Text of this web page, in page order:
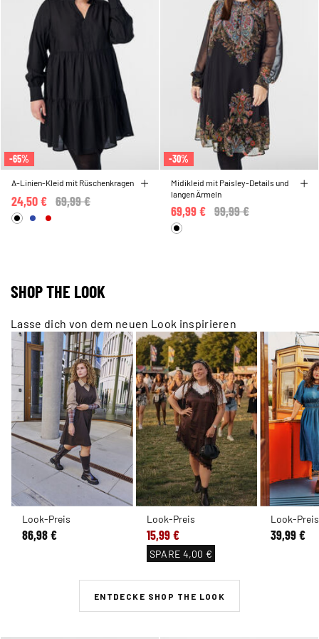
-65%
A-Linien-Kleid mit Rüschenkragen
Price reduced from
69,99 €
24,50 €
-30%
Midikleid mit Paisley-Details und
langen Ärmeln
Price reduced from
99,99 €
69,99 €
SHOP THE LOOK
Lasse dich von dem neuen Look inspirieren
Look-Preis
86,98 €
Look-Preis
15,99 €
SPARE 4,00 €
Look-Preis
39,99 €
ENTDECKE SHOP THE LOOK